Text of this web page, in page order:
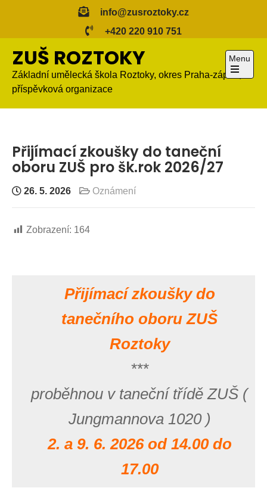
info@zusroztoky.cz
+420 220 910 751
ZUŠ ROZTOKY
Základní umělecká škola Roztoky, okres Praha-západ,
příspěvková organizace
Menu
Open
menu
Přijímací zkoušky do taneční
oboru ZUŠ pro šk.rok 2026/27
26. 5. 2026 Oznámení
Zobrazení: 164
Přijímací zkoušky do
tanečního oboru ZUŠ
Roztoky
***
proběhnou v taneční třídě ZUŠ (
Jungmannova 1020 )
2. a 9. 6. 2026 od 14.00 do
17.00